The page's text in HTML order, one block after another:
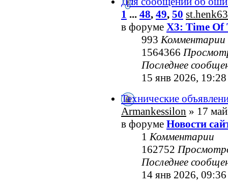
1 ... 48, 49, 50 st.henk63
в форуме X3: Time Of
993Комментарии
1564366
Последнее
15 янв 2026, 19:28
Технические
Armankessilon » 17
в форуме Новости
1Комментарии
162752
Последнее
14 янв 2026, 09:36